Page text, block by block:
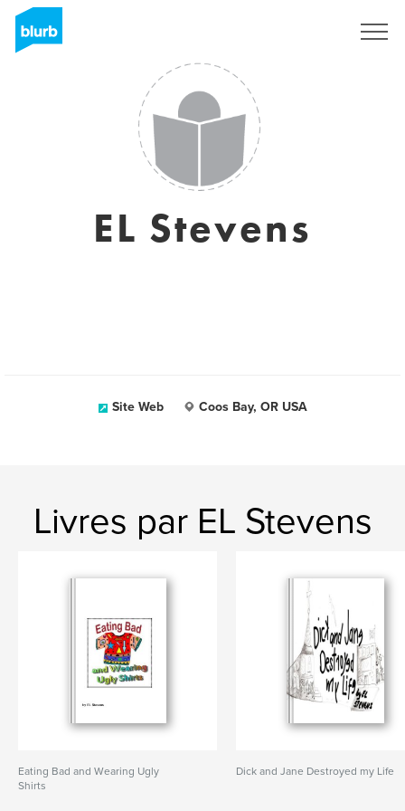
EL Stevens
Site Web Coos Bay, OR USA
Livres par EL Stevens
Eating Bad and Wearing Ugly
Shirts
Dick and Jane Destroyed my Life